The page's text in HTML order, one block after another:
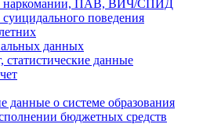
наркомании, ПАВ, ВИЧ/СПИД
поведения
данных
данные
данные о системе образования
бюджетных средств